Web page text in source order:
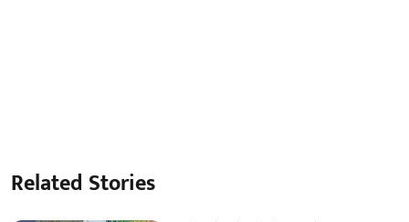
Related Stories